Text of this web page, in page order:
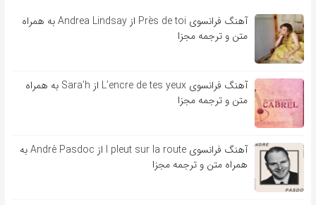
آهنگ فرانسوی Près de toi از Andrea Lindsay به همراه
متن و ترجمه مجزا
آهنگ فرانسوی L’encre de tes yeux از Sara’h به همراه
متن و ترجمه مجزا
آهنگ فرانسوی l pleut sur la route از André Pasdoc به
همراه متن و ترجمه مجزا